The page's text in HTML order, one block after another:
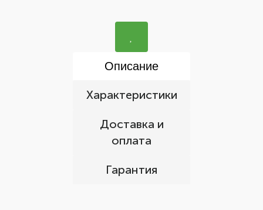
Описание
Характеристики
Доставка и
оплата
Гарантия